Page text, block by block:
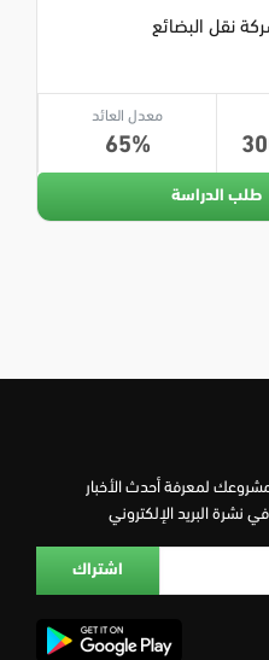
نقل البضائع
معدل العائد
65
طلب الدراسة
لمعرفة أحدث الأخبار
نشرة البريد الإلكتروني